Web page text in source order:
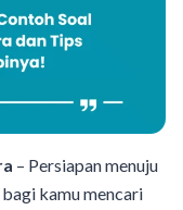
– Persiapan menuju
kamu mencari